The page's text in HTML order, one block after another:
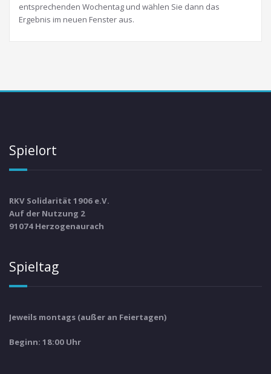
entsprechenden Wochentag und wählen Sie dann das
Ergebnis im neuen Fenster aus.
Spielort
RKV Solidarität 1906 e.V.
Auf der Nutzung 2
91074 Herzogenaurach
Spieltag
Jeweils montags (außer an Feiertagen)
Beginn: 18:00 Uhr